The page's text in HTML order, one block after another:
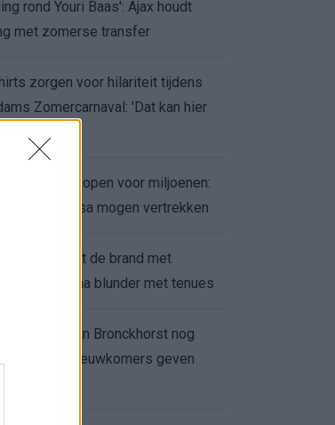
rond Youri Baas': Ajax houdt
met zomerse transfer
zorgen voor hilariteit tijdens
Zomercarnaval: 'Dat kan hier
zet deur open voor miljoenen:
Hadj Moussa mogen vertrekken
Burnley uit de brand met
sokken na blunder met tenues
onder Van Bronckhorst nog
nieuwkomers geven